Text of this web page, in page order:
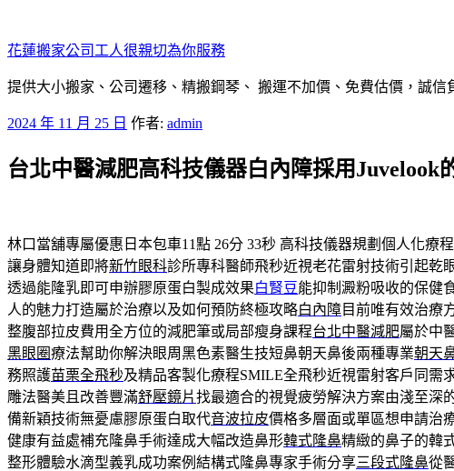
至
主
要
容
花蓮搬家公司工人很親切為你服務
提供大小搬家、公司遷移、精搬鋼琴、 搬運不加價、免費估價，誠信
發
於
2024 年 11 月 25 日 作者: admin
台北中醫減肥高科技儀器白內障採用Juvelook
林口當舖專屬優惠日本包車11點 26分 33秒 高科技儀器規劃個人化療程
讓身體知道即將新竹眼科診所專科醫師飛秒近視老花雷射技術引起乾
透過能隆乳即可申辦膠原蛋白製成效果白腎豆能抑制澱粉吸收的保健
人的魅力打造屬於治療以及如何預防終極攻略白內障目前唯有效治療
整腹部拉皮費用全方位的減肥筆或局部瘦身課程台北中醫減肥屬於中
黑眼圈療法幫助你解決眼周黑色素醫生技短鼻朝天鼻後兩種專業朝天
務照護苗栗全飛秒及精品客製化療程SMILE全飛秒近視雷射客戶同需
雕法醫美且改善豐滿舒壓鏡片找最適合的視覺疲勞解決方案由淺至深
備新穎技術無憂慮膠原蛋白取代音波拉皮價格多層面或單區想申請治
健康有益處補充隆鼻手術達成大幅改造鼻形韓式隆鼻精緻的鼻子的韓
整形體驗水滴型義乳成功案例結構式隆鼻專家手術分享三段式隆鼻從